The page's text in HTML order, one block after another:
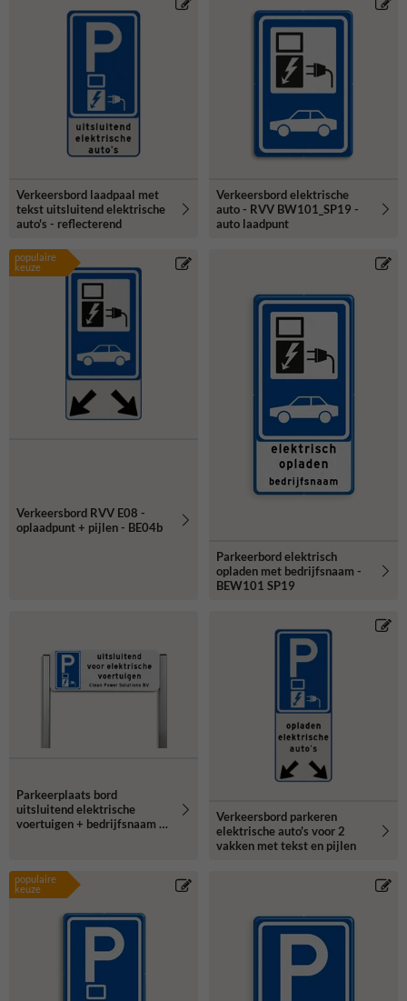
Verkeersbord laadpaal met
tekst uitsluitend elektrische
auto's - reflecterend
Verkeersbord elektrische
auto - RVV BW101_SP19 -
auto laadpunt
populaire
keuze
Verkeersbord RVV E08 -
oplaadpunt + pijlen - BE04b
Parkeerbord elektrisch
opladen met bedrijfsnaam -
BEW101 SP19
Parkeerplaats bord
uitsluitend elektrische
voertuigen + bedrijfsnaam -
Verkeersbord parkeren
elektrische auto's voor 2
vakken met tekst en pijlen
populaire
keuze